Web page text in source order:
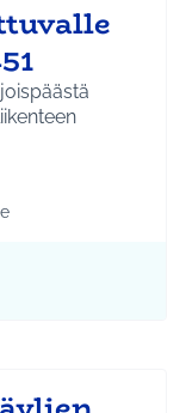
kylät
mukaan: Infra ja